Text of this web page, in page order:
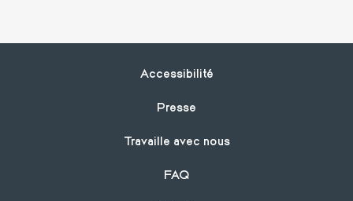
Footer
Accessibilité
Presse
Travaille avec nous
FAQ